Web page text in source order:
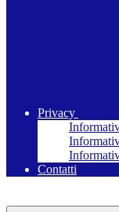
Privacy
Contatti